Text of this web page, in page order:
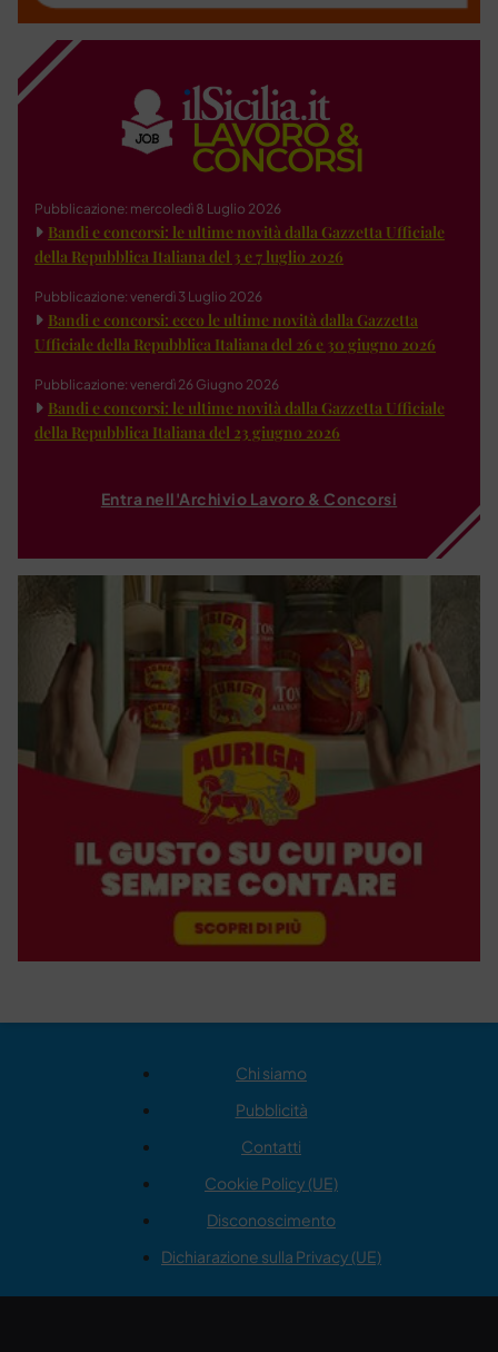
Pubblicazione: mercoledì 8 Luglio 2026
Bandi e concorsi: le ultime novità dalla Gazzetta Ufficiale
della Repubblica Italiana del 3 e 7 luglio 2026
Pubblicazione: venerdì 3 Luglio 2026
Bandi e concorsi: ecco le ultime novità dalla Gazzetta
Ufficiale della Repubblica Italiana del 26 e 30 giugno 2026
Pubblicazione: venerdì 26 Giugno 2026
Bandi e concorsi: le ultime novità dalla Gazzetta Ufficiale
della Repubblica Italiana del 23 giugno 2026
Entra nell'Archivio Lavoro & Concorsi
Chi siamo
Pubblicità
Contatti
Cookie Policy (UE)
Disconoscimento
Dichiarazione sulla Privacy (UE)